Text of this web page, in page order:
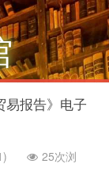
易报告》电子
25次浏